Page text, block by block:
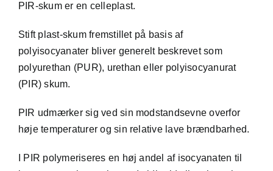
PIR-skum er en celleplast.
Stift plast-skum fremstillet på basis af
polyisocyanater bliver generelt beskrevet som
polyurethan (PUR), urethan eller polyisocyanurat
(PIR) skum.
PIR udmærker sig ved sin modstandsevne overfor
høje temperaturer og sin relative lave brændbarhed.
I PIR polymeriseres en høj andel af isocyanaten til